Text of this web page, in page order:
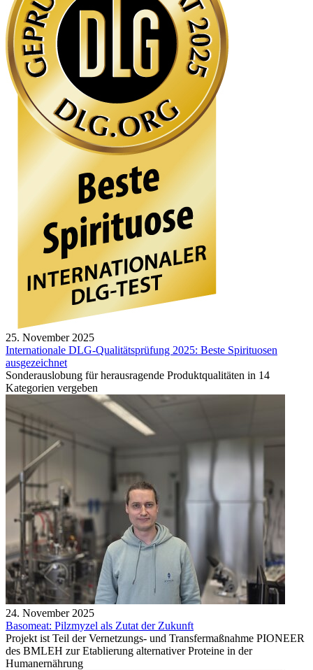
25. November 2025
Internationale DLG-Qualitätsprüfung 2025: Beste Spirituosen
ausgezeichnet
Sonderauslobung für herausragende Produktqualitäten in 14
Kategorien vergeben
24. November 2025
Basomeat: Pilzmyzel als Zutat der Zukunft
Projekt ist Teil der Vernetzungs- und Transfermaßnahme PIONEER
des BMLEH zur Etablierung alternativer Proteine in der
Humanernährung